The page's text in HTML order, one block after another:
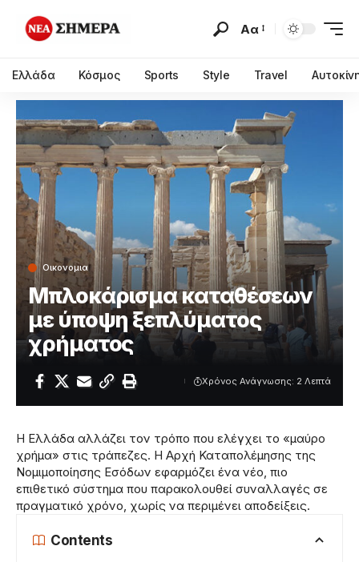
Αα
Ελλάδα Κόσμος Sports Style Travel
Οικονομια
Μπλοκάρισμα καταθέσεων
με ύποψη ξεπλύματος
χρήματος
Χρόνος Ανάγνωσης: 2 Λεπτά
Η Ελλάδα αλλάζει τον τρόπο που ελέγχει το «μαύρο
χρήμα» στις τράπεζες. Η Αρχή Καταπολέμησης της
Νομιμοποίησης Εσόδων εφαρμόζει ένα νέο, πιο
επιθετικό σύστημα που παρακολουθεί συναλλαγές σε
πραγματικό χρόνο, χωρίς να περιμένει αποδείξεις.
Contents